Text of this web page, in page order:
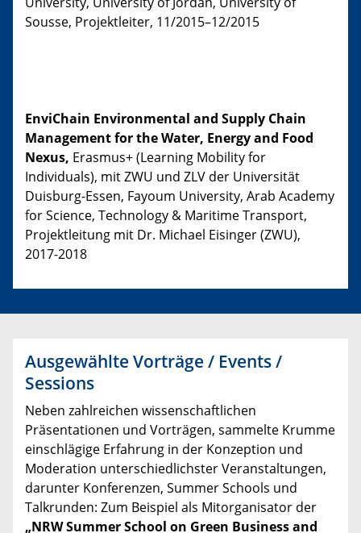
Sousse, Projektleiter, 11/2015–12/2015
EnviChain Environmental and Supply Chain
Management for the Water, Energy and Food
Nexus, Erasmus+ (Learning Mobility for
Individuals), mit ZWU und ZLV der Universität
Duisburg-Essen, Fayoum University, Arab Academy
for Science, Technology & Maritime Transport,
Projektleitung mit Dr. Michael Eisinger (ZWU),
2017-2018
Ausgewählte Vorträge / Events /
Sessions
Neben zahlreichen wissenschaftlichen
Präsentationen und Vorträgen, sammelte Krumme
einschlägige Erfahrung in der Konzeption und
Moderation unterschiedlichster Veranstaltungen,
darunter Konferenzen, Summer Schools und
Talkrunden: Zum Beispiel als Mitorganisator der
„NRW Summer School on Green Business and